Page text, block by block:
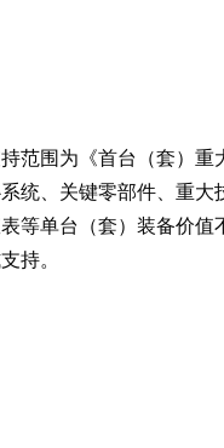
范围为《首台（套）
统、关键零部件、重
等单台（套）装备价
持。